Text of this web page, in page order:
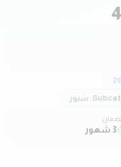
سيور
3 شهور